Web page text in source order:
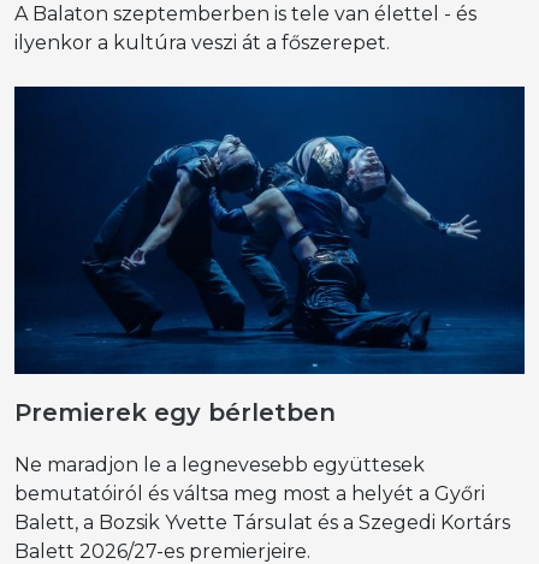
A Balaton szeptemberben is tele van élettel - és
ilyenkor a kultúra veszi át a főszerepet.
Premierek egy bérletben
Ne maradjon le a legnevesebb együttesek
bemutatóiról és váltsa meg most a helyét a Győri
Balett, a Bozsik Yvette Társulat és a Szegedi Kortárs
Balett 2026/27-es premierjeire.